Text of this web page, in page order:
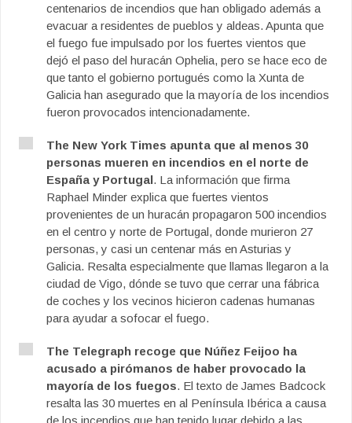
centenarios de incendios que han obligado además a
evacuar a residentes de pueblos y aldeas. Apunta que
el fuego fue impulsado por los fuertes vientos que
dejó el paso del huracán Ophelia, pero se hace eco de
que tanto el gobierno portugués como la Xunta de
Galicia han asegurado que la mayoría de los incendios
fueron provocados intencionadamente.
The New York Times apunta que al menos 30
personas mueren en incendios en el norte de
España y Portugal. La información que firma
Raphael Minder explica que fuertes vientos
provenientes de un huracán propagaron 500 incendios
en el centro y norte de Portugal, donde murieron 27
personas, y casi un centenar más en Asturias y
Galicia. Resalta especialmente que llamas llegaron a la
ciudad de Vigo, dónde se tuvo que cerrar una fábrica
de coches y los vecinos hicieron cadenas humanas
para ayudar a sofocar el fuego.
The Telegraph recoge que Núñez Feijoo ha
acusado a pirómanos de haber provocado la
mayoría de los fuegos. El texto de James Badcock
resalta las 30 muertes en al Península Ibérica a causa
de los incendios que han tenido lugar debido a las